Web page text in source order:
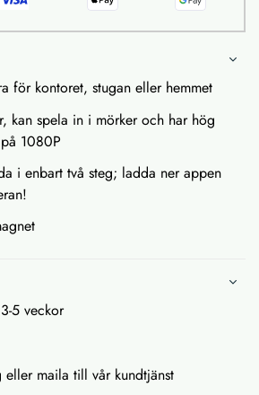
för kontoret, stugan eller hemmet
kan spela in i mörker och har hög
1080P
i enbart två steg; ladda ner appen
5 veckor
maila till vår kundtjänst